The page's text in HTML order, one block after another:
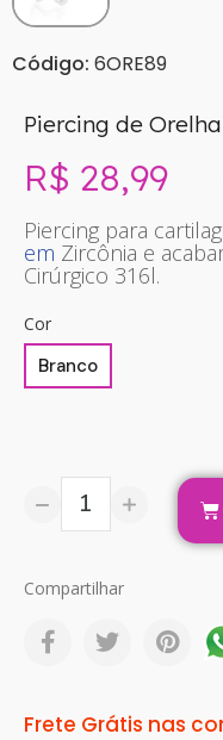
Código: 6ORE89
Piercing de Orelha
R$ 28,99
Piercing para
em Zircônia e
Cirúrgico 316l.
Cor
Branco
Compartilhar
Frete Grátis nas